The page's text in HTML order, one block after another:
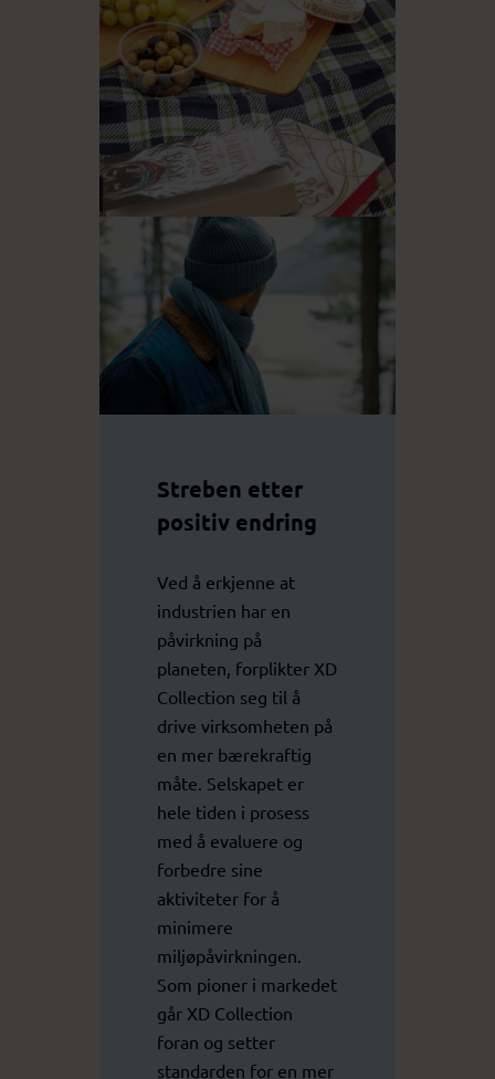
Streben etter
positiv endring
Ved å erkjenne at
industrien har en
påvirkning på
planeten, forplikter XD
Collection seg til å
drive virksomheten på
en mer bærekraftig
måte. Selskapet er
hele tiden i prosess
med å evaluere og
forbedre sine
aktiviteter for å
minimere
miljøpåvirkningen.
Som pioner i markedet
går XD Collection
foran og setter
standarden for en mer